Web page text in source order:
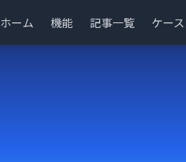
ホーム 機能 記事一覧 ケー